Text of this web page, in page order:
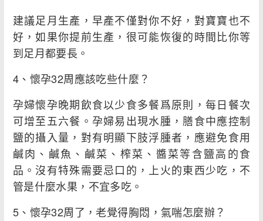
建議足月生產，早產不僅對你不好，對寶寶也不
好，如果你提前生產，很可能恢復的時間比你等
到足月都要長。
4、懷孕32周應該吃些什麼？
孕婦懷孕晚期飲食以少食多餐爲原則，每日餐次
可增至五六餐。孕婦易出現水腫，膳食中應控制
鹽的攝入量，對有明顯下肢浮腫者，應避免食用
鹹肉、鹹魚、鹹菜、榨菜、醬菜等含鹽高的食
品。沒有特殊需要忌口的，上火的東西少吃，不
管是什麼水果，不宜多吃。
5、懷孕32周了，老覺得胸悶，氣喘怎麼辦？